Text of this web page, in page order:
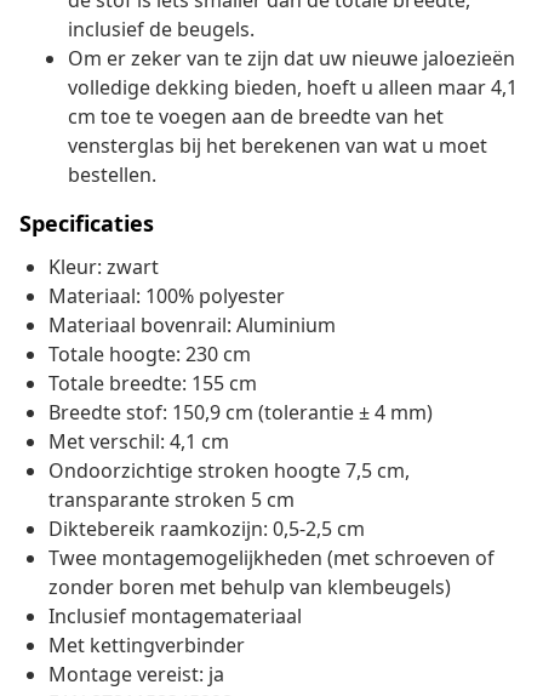
inclusief de beugels.
Om er zeker van te zijn dat uw nieuwe jaloezieën
volledige dekking bieden, hoeft u alleen maar 4,1
cm toe te voegen aan de breedte van het
vensterglas bij het berekenen van wat u moet
bestellen.
Specificaties
Kleur: zwart
Materiaal: 100% polyester
Materiaal bovenrail: Aluminium
Totale hoogte: 230 cm
Totale breedte: 155 cm
Breedte stof: 150,9 cm (tolerantie ± 4 mm)
Met verschil: 4,1 cm
Ondoorzichtige stroken hoogte 7,5 cm,
transparante stroken 5 cm
Diktebereik raamkozijn: 0,5-2,5 cm
Twee montagemogelijkheden (met schroeven of
zonder boren met behulp van klembeugels)
Inclusief montagemateriaal
Met kettingverbinder
Montage vereist: ja